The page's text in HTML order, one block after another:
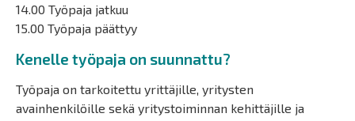
14.00 Työpaja jatkuu
15.00 Työpaja päättyy
Kenelle työpaja on suunnattu?
Työpaja on tarkoitettu yrittäjille, yritysten
avainhenkilöille sekä yritystoiminnan kehittäjille ja